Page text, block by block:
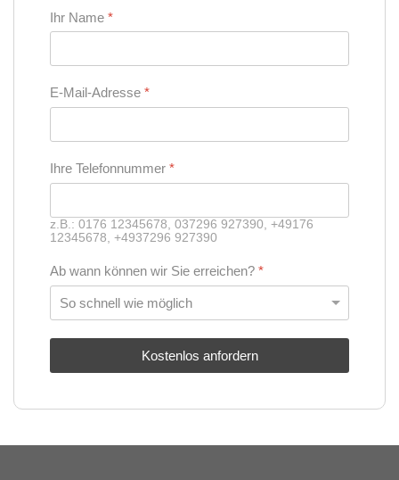
Ihr Name *
E-Mail-Adresse *
Ihre Telefonnummer *
z.B.: 0176 12345678, 037296 927390, +49176
12345678, +4937296 927390
Ab wann können wir Sie erreichen? *
Kostenlos anfordern